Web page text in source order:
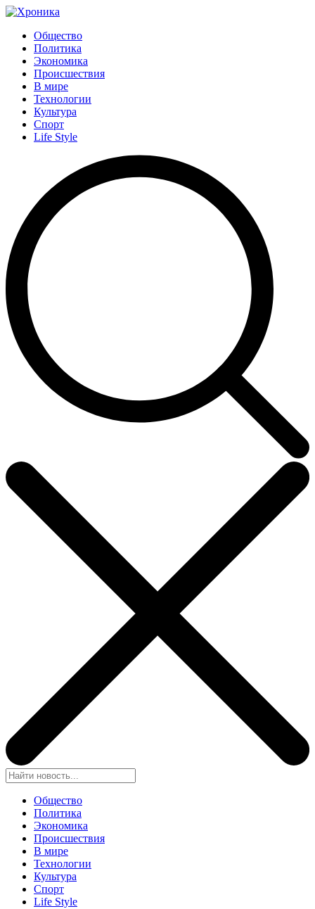
Общество
Политика
Экономика
Происшествия
В мире
Технологии
Культура
Спорт
Life Style
Общество
Политика
Экономика
Происшествия
В мире
Технологии
Культура
Спорт
Life Style